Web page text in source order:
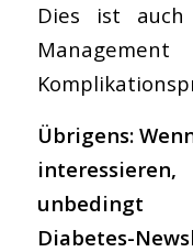
Dies ist
Übrigens:
unbedingt
Diabetes-